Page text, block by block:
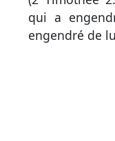
qui a
engendré de
non
retenus